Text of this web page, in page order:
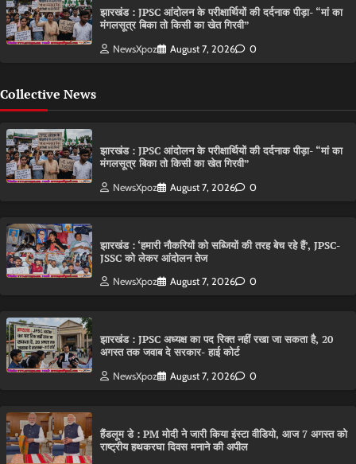
झारखंड : JPSC आंदोलन के परीक्षार्थियों की दर्दनाक पीड़ा- “मां का
मंगलसूत्र बिका तो किसी का खेत गिरवी”
NewsXpoz August 7, 2026 0
Collective News
झारखंड : JPSC आंदोलन के परीक्षार्थियों की दर्दनाक पीड़ा- “मां का
मंगलसूत्र बिका तो किसी का खेत गिरवी”
NewsXpoz August 7, 2026 0
झारखंड : ‘हमारी नौकरियों को सब्जियों की तरह बेच रहे हैं’, JPSC-
JSSC को लेकर आंदोलन तेज
NewsXpoz August 7, 2026 0
झारखंड : JPSC अध्यक्ष का पद रिक्त नहीं रखा जा सकता है, 20
अगस्त तक जवाब दे सरकार- हाई कोर्ट
NewsXpoz August 7, 2026 0
हैंडलूम डे : PM मोदी ने जारी किया इंस्टा वीडियो, आज 7 अगस्त को
राष्ट्रीय हथकरघा दिवस मनाने की अपील